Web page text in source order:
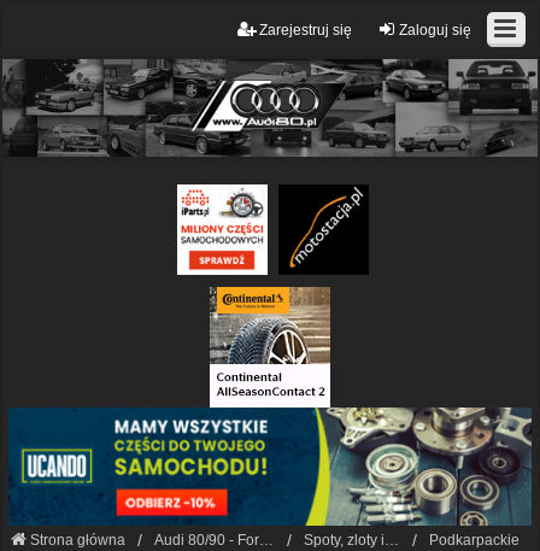
Zaloguj się
Zarejestruj się
Strona główna Audi 80/90 - Forum podstawowe Spoty, zloty i grupy lokalne Podkarpackie